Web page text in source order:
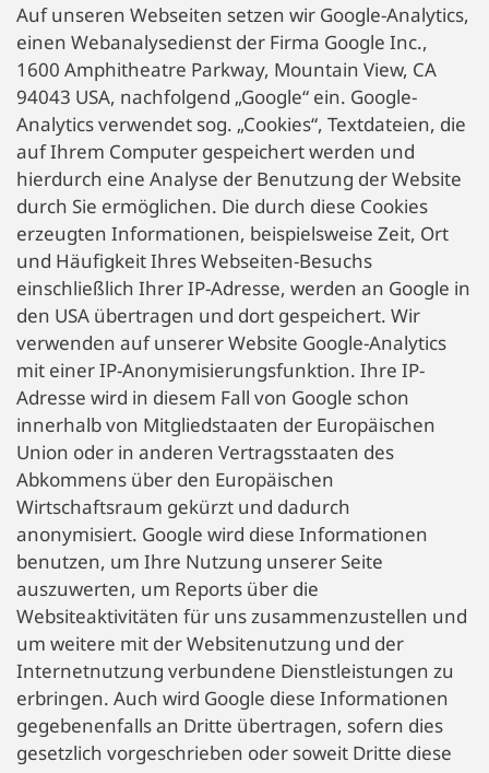
Auf unseren Webseiten setzen wir Google-Analytics,
einen Webanalysedienst der Firma Google Inc.,
1600 Amphitheatre Parkway, Mountain View, CA
94043 USA, nachfolgend „Google“ ein. Google-
Analytics verwendet sog. „Cookies“, Textdateien, die
auf Ihrem Computer gespeichert werden und
hierdurch eine Analyse der Benutzung der Website
durch Sie ermöglichen. Die durch diese Cookies
erzeugten Informationen, beispielsweise Zeit, Ort
und Häufigkeit Ihres Webseiten-Besuchs
einschließlich Ihrer IP-Adresse, werden an Google in
den USA übertragen und dort gespeichert. Wir
verwenden auf unserer Website Google-Analytics
mit einer IP-Anonymisierungsfunktion. Ihre IP-
Adresse wird in diesem Fall von Google schon
innerhalb von Mitgliedstaaten der Europäischen
Union oder in anderen Vertragsstaaten des
Abkommens über den Europäischen
Wirtschaftsraum gekürzt und dadurch
anonymisiert. Google wird diese Informationen
benutzen, um Ihre Nutzung unserer Seite
auszuwerten, um Reports über die
Websiteaktivitäten für uns zusammenzustellen und
um weitere mit der Websitenutzung und der
Internetnutzung verbundene Dienstleistungen zu
erbringen. Auch wird Google diese Informationen
gegebenenfalls an Dritte übertragen, sofern dies
gesetzlich vorgeschrieben oder soweit Dritte diese